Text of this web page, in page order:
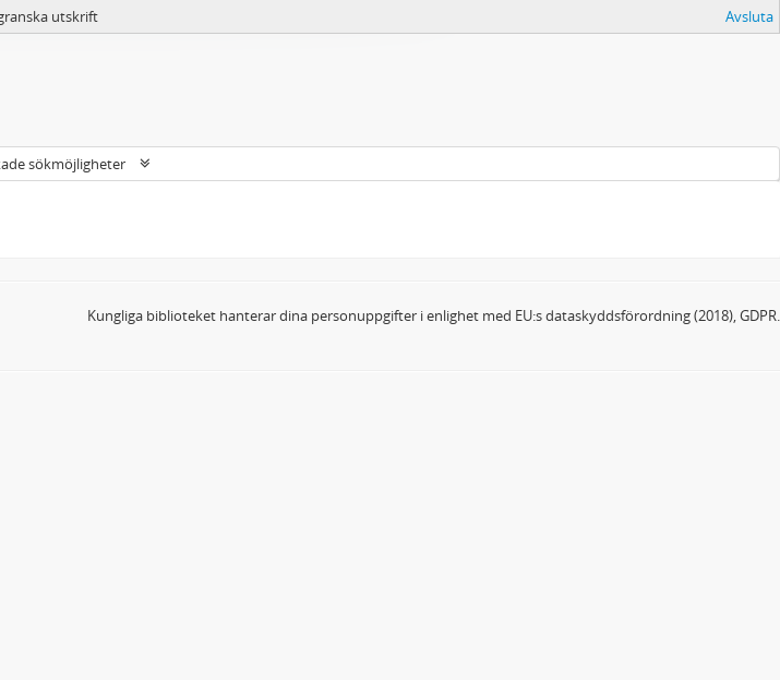
utskrift Avsluta
sökmöjligheter
Kungliga biblioteket hanterar dina personuppgifter i enlighet med EU:s dataskyddsförordning (2018), GDPR.